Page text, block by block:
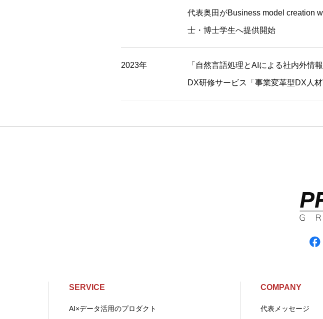
代表奥田がBusiness model creation
士・博士学生へ提供開始
2023年 「自然言語処理とAIによる社内外情
DX研修サービス「事業変革型DX人
SERVICE
AI×データ活用のプロダクト
COMPANY
代表メッセージ